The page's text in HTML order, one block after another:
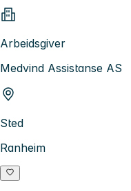
Arbeidsgiver
Medvind Assistanse AS
Sted
Ranheim